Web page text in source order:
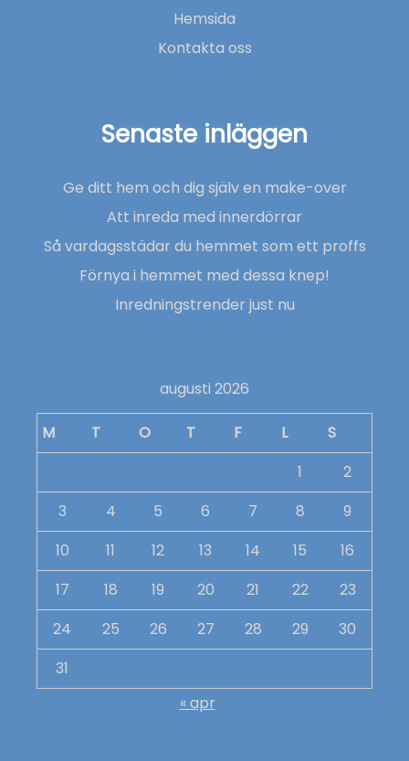
Hemsida
Kontakta oss
Senaste inläggen
Ge ditt hem och dig själv en make-over
Att inreda med innerdörrar
Så vardagsstädar du hemmet som ett proffs
Förnya i hemmet med dessa knep!
Inredningstrender just nu
augusti 2026
M T O T F L
S
1
2
3
4 5 6 7 8
9
10
11 12 13 14 15
16
17
18 19 20 21 22
23
24
25 26 27 28 29
30
31
« apr